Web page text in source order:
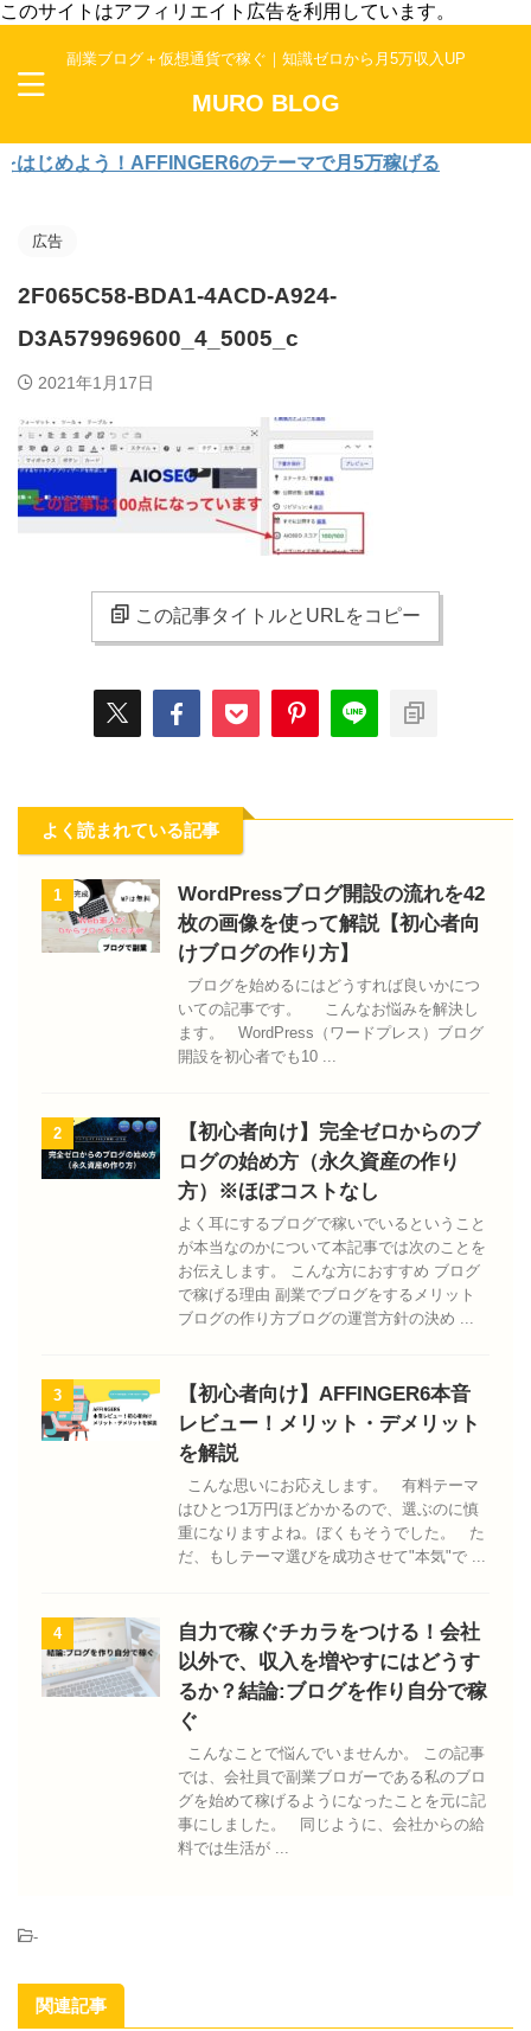
このサイトはアフィリエイト広告を利用しています。
副業ブログ＋仮想通貨で稼ぐ｜知識ゼロから月5万収入UP
MURO BLOG
めよう！AFFINGER6のテーマで月5万稼げる
広告
2F065C58-BDA1-4ACD-A924-
D3A579969600_4_5005_c
2021年1月17日
この記事タイトルとURLをコピー
よく読まれている記事
1
WordPressブログ開設の流れを42
枚の画像を使って解説【初心者向
けブログの作り方】
ブログを始めるにはどうすれば良いかにつ
いての記事です。 こんなお悩みを解決し
ます。 WordPress（ワードプレス）ブログ
開設を初心者でも10 ...
2
【初心者向け】完全ゼロからのブ
ログの始め方（永久資産の作り
方）※ほぼコストなし
よく耳にするブログで稼いでいるということ
が本当なのかについて本記事では次のことを
お伝えします。 こんな方におすすめ ブログ
で稼げる理由 副業でブログをするメリット
ブログの作り方ブログの運営方針の決め ...
3
【初心者向け】AFFINGER6本音
レビュー！メリット・デメリット
を解説
こんな思いにお応えします。 有料テーマ
はひとつ1万円ほどかかるので、選ぶのに慎
重になりますよね。ぼくもそうでした。 た
だ、もしテーマ選びを成功させて"本気"で ...
4
自力で稼ぐチカラをつける！会社
以外で、収入を増やすにはどうす
るか？結論:ブログを作り自分で稼
ぐ
こんなことで悩んでいませんか。 この記事
では、会社員で副業ブロガーである私のブロ
グを始めて稼げるようになったことを元に記
事にしました。 同じように、会社からの給
料では生活が ...
-
関連記事